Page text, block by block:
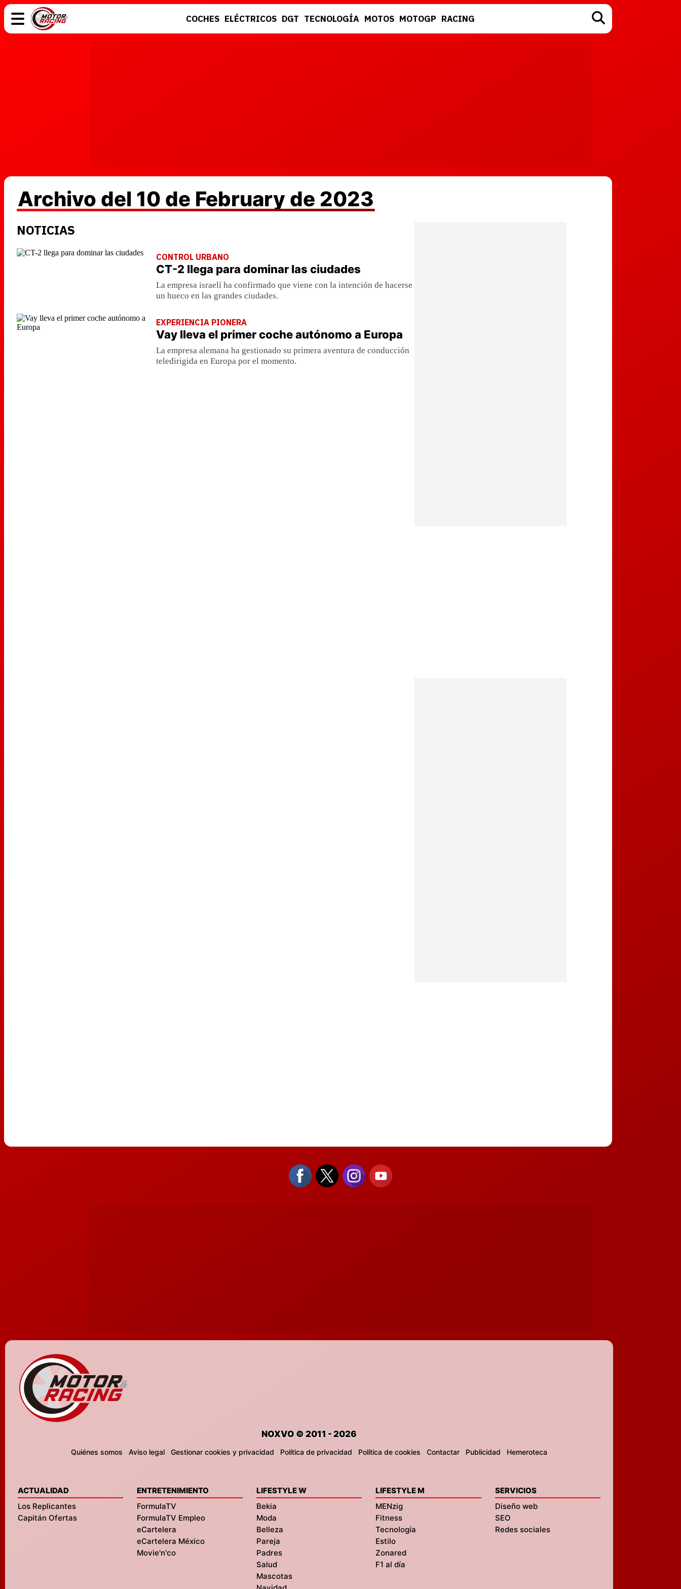
COCHES ELÉCTRICOS DGT TECNOLOGÍA MOTOS MOTOGP RACING
Archivo del 10 de February de 2023
NOTICIAS
CONTROL URBANO
CT-2 llega para dominar las ciudades
La empresa israelí ha confirmado que viene con la intención de hacerse
un hueco en las grandes ciudades.
EXPERIENCIA PIONERA
Vay lleva el primer coche autónomo a Europa
La empresa alemana ha gestionado su primera aventura de conducción
teledirigida en Europa por el momento.
NOXVO © 2011 - 2026
Quiénes somos Aviso legal Gestionar cookies y privacidad Política de privacidad Política de cookies Contactar Publicidad Hemeroteca
ACTUALIDAD
Los Replicantes
Capitán Ofertas
ENTRETENIMIENTO
FormulaTV
FormulaTV Empleo
eCartelera
eCartelera México
Movie'n'co
LIFESTYLE W
Bekia
Moda
Belleza
Pareja
Padres
Salud
Mascotas
LIFESTYLE M
MENzig
Fitness
Tecnología
Estilo
Zonared
F1 al día
SERVICIOS
Diseño web
SEO
Redes sociales